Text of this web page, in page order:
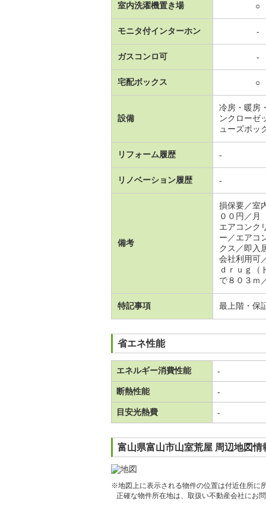
室内洗濯機置き場 ○
モニタ付インターホン -
ガスコンロ可 -
宅配ボックス ○
設備
冷房・暖房
ンクローゼ
ューズボッ
リフォーム履歴 -
リノベーション履歴 -
備考
損保要／室
００円／月
エアコンク
ー／エアコ
クス／即入
会社利用可
ｄｒｕｇ（
で８０３ｍ
特記事項 最上階・保
省エネ性能
エネルギー消費性能 -
断熱性能 -
目安光熱費 -
富山県富山市山室荒屋 周辺地図情
※地図上に表示される物件の位置は付近住所に
正確な物件所在地は、取扱い不動産会社にお